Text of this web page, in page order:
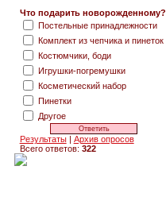
Что подарить новорожденному?
Постельные принадлежности
Комплект из чепчика и пинеток
Костюмчики, боди
Игрушки-погремушки
Косметический набор
Пинетки
Другое
Результаты| Архив опросов
Всего ответов: 322